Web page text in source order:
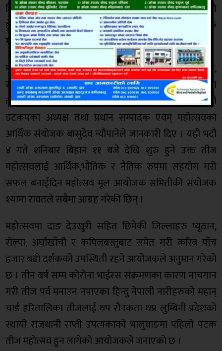
दिए । साथै कार्यक्रमको दिन टिकट लिंदा भिडभाड हुने भएको
हुँदा अग्रिम टिकट बुकिङ खुल्ला गरिएको कार्यक्रम संयोजक
गुप्ताले जानकारी दिए ।
महोत्सवमा मुख्य प्रायोजकको हकमा एक लाख,
सहप्रायोजकको हकमा पचास हजार र प्रायोजकको हकमा
तीस हजार रुपैयाँ निर्धारण गरिएको आयोजक हाम्रो लुम्बिनी
डटकमका अध्यक्ष तथा प्रधान सम्पादक एवम् महोत्सवका
आर्थिक संयोजक बासुदेव न्यौपानेले जानकारी दिए । यही भदौ
४ गते शनिबार बिहान ११ बजे देखि शुरु हुने उक्त तीज
महोत्सवलाई आर्थिक,भौतिक र नैतिक रुपमा सहयोग गरी
सफल बनाईदिन महोत्सव मूल आयोजक समितीकी संयोजक
श्यामा रावतले सबैमा आग्रह गरेकी छिन् ।
महोत्सवमा दाङ देउखुरी सहित छिमेकी जिल्लाहरु प्यूठान,
रोल्पा, अर्घाखाँची र कपिलबस्तुबाट समेत गरी करिब पाँच
हजार बढी दर्शकको उपस्थिती रहने आयोजकले अनुमान गरेको
छ । तीन बर्ष सम्म कोरोना भाईरस संक्रमणका कारण नाचगान
गरी तीज पर्व मनाउन नपाएका हिन्दु नेपाली नारीहरुको महान्
चार्ड हरितालिका तीजलाई थप रौनकता थप्न लुम्बिनी प्रदेशको
स्थायी राजधानी राप्ती उपत्यकाको भालुवाङमा पहिलो पटक
तीज महोत्सव हुन लागेको आयोजकले जनाएको छ ।